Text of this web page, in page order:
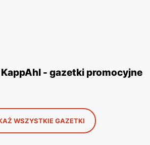
- gazetki promocyjne
WSZYSTKIE GAZETKI